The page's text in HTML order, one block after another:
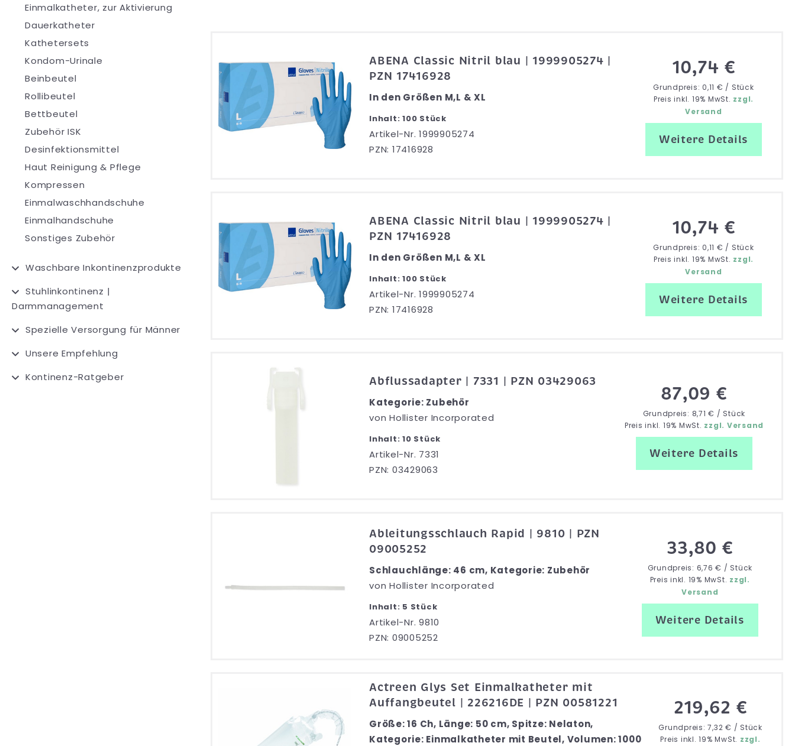
Einmalkatheter, zur Aktivierung
Dauerkatheter
Kathetersets
Kondom-Urinale
Beinbeutel
Rollibeutel
Bettbeutel
Zubehör ISK
Desinfektionsmittel
Haut Reinigung & Pflege
Kompressen
Einmalwaschhandschuhe
Einmalhandschuhe
Sonstiges Zubehör
Waschbare Inkontinenzprodukte
Stuhlinkontinenz |
Darmmanagement
Spezielle Versorgung für Männer
Unsere Empfehlung
Kontinenz-Ratgeber
ABENA Classic Nitril blau | 1999905274 |
PZN 17416928
In den Größen M,L & XL
Inhalt: 100 Stück
Artikel-Nr. 1999905274
PZN: 17416928
10,74 €
Grundpreis: 0,11 € / Stück
Preis inkl. 19% MwSt. zzgl.
Versand
Weitere Details
ABENA Classic Nitril blau | 1999905274 |
PZN 17416928
In den Größen M,L & XL
Inhalt: 100 Stück
Artikel-Nr. 1999905274
PZN: 17416928
10,74 €
Grundpreis: 0,11 € / Stück
Preis inkl. 19% MwSt. zzgl.
Versand
Weitere Details
Abflussadapter | 7331 | PZN 03429063
Kategorie: Zubehör
von Hollister Incorporated
Inhalt: 10 Stück
Artikel-Nr. 7331
PZN: 03429063
87,09 €
Grundpreis: 8,71 € / Stück
Preis inkl. 19% MwSt. zzgl. Versand
Weitere Details
Ableitungsschlauch Rapid | 9810 | PZN
09005252
Schlauchlänge: 46 cm, Kategorie: Zubehör
von Hollister Incorporated
Inhalt: 5 Stück
Artikel-Nr. 9810
PZN: 09005252
33,80 €
Grundpreis: 6,76 € / Stück
Preis inkl. 19% MwSt. zzgl.
Versand
Weitere Details
Actreen Glys Set Einmalkatheter mit
Auffangbeutel | 226216DE | PZN 00581221
Größe: 16 Ch, Länge: 50 cm, Spitze: Nelaton,
Kategorie: Einmalkatheter mit Beutel, Volumen: 1000
219,62 €
Grundpreis: 7,32 € / Stück
Preis inkl. 19% MwSt. zzgl.